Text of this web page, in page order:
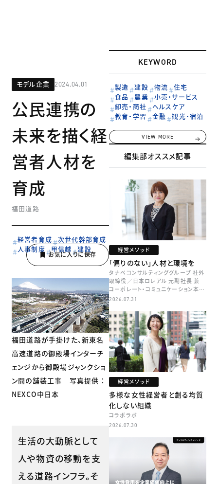
モデル企業 2024.04.01
公民連携の
未来を描く経
営者人材を
育成
福田道路
経営者育成
次世代幹部育成
人事制度
甲信越 建設
福田道路が手掛けた、新東名
高速道路の御殿場インターチ
ェンジから御殿場ジャンクショ
ン間の舗装工事 写真提供 ：
NEXCO中日本
生活の大動脈として
人や物資の移動を支
える道路インフラ。そ
KEYWORD
製造 建設 物流
住宅
食品
農業
小売・サービス
卸売・商社
ヘルスケア
教育・学習
金融 観光・宿泊
VIEW MORE
編集部オススメ記事
経営メソッド
「偏りのない」人材と環境を
タナベコンサルティンググループ 社外
取締役／日本ロレアル 元副社長 兼
コーポレート・コミュニケーション本部
本部長／キャリアコンサルタント 井村
2026.07.31
経営メソッド
多様な女性経営者と創る均質
化しない組織
コラボラボ
2026.07.30